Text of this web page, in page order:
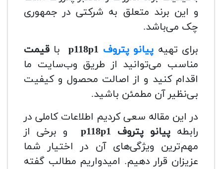
و این برند متعلق به شرکتی در جمهوری
چک می‌باشد.
برای تهیه پیانو پتروف p118p1 با قیمت
مناسب می‌توانید از طریق وب‌سایت ما
اقدام کنید و از اصالت محصول و کیفیت
بی‌نظیر آن مطمئن باشید.
در این مقاله سعی کردیم اطلاعات کاملی در
رابطهپیانو پتروف p118p1
و برخی از
مهم‌ترین ویژگی‌های آن در اختیار شما
عزیزان قرار دهیم. امیدواریم مطالب گفته